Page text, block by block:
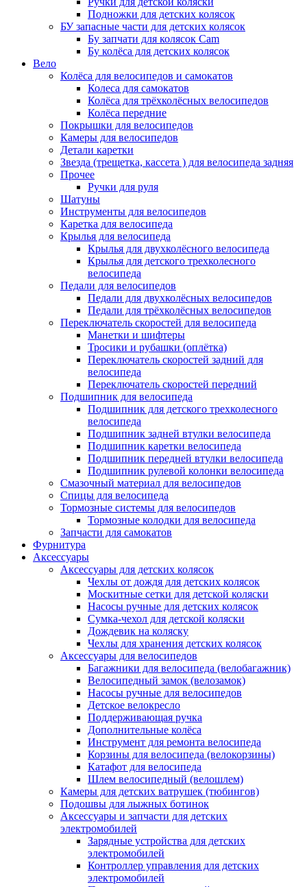
Подножки для детских колясок
БУ запасные части для детских колясок
Бу запчати для колясок Cam
Бу колёса для детских колясок
Вело
Колёса для велосипедов и самокатов
Колеса для самокатов
Колёса для трёхколёсных велосипедов
Колёса передние
Покрышки для велосипедов
Камеры для велосипедов
Детали каретки
Звезда (трещетка, кассета ) для велосипеда задняя
Прочее
Ручки для руля
Шатуны
Инструменты для велосипедов
Каретка для велосипеда
Крылья для велосипеда
Крылья для двухколёсного велосипеда
Крылья для детского трехколесного
велосипеда
Педали для велосипедов
Педали для двухколёсных велосипедов
Педали для трёхколёсных велосипедов
Переключатель скоростей для велосипеда
Манетки и шифтеры
Тросики и рубашки (оплётка)
Переключатель скоростей задний для
велосипеда
Переключатель скоростей передний
Подшипник для велосипеда
Подшипник для детского трехколесного
велосипеда
Подшипник задней втулки велосипеда
Подшипник каретки велосипеда
Подшипник передней втулки велосипеда
Подшипник рулевой колонки велосипеда
Смазочный материал для велосипедов
Спицы для велосипеда
Тормозные системы для велосипедов
Тормозные колодки для велосипеда
Запчасти для самокатов
Фурнитура
Аксессуары
Аксессуары для детских колясок
Чехлы от дождя для детских колясок
Москитные сетки для детской коляски
Насосы ручные для детских колясок
Сумка-чехол для детской коляски
Дождевик на коляску
Чехлы для хранения детских колясок
Аксессуары для велосипедов
Багажники для велосипеда (велобагажник)
Велосипедный замок (велозамок)
Насосы ручные для велосипедов
Детское велокресло
Поддерживающая ручка
Дополнительные колёса
Инструмент для ремонта велосипеда
Корзины для велосипеда (велокорзины)
Катафот для велосипеда
Шлем велосипедный (велошлем)
Камеры для детских ватрушек (тюбингов)
Подошвы для лыжных ботинок
Аксессуары и запчасти для детских
электромобилей
Зарядные устройства для детских
электромобилей
Контроллер управления для детских
электромобилей